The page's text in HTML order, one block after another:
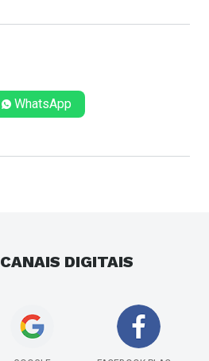
WhatsApp
CANAIS DIGITAIS